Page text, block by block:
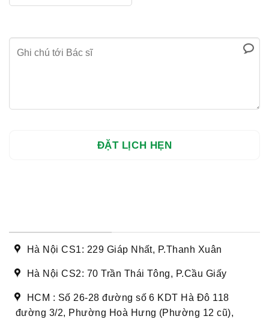
Hà Nội CS1: 229 Giáp Nhất, P.Thanh Xuân
Hà Nội CS2: 70 Trần Thái Tông, P.Cầu Giấy
HCM : Số 26-28 đường số 6 KDT Hà Đô 118
đường 3/2, Phường Hoà Hưng (Phường 12 cũ),